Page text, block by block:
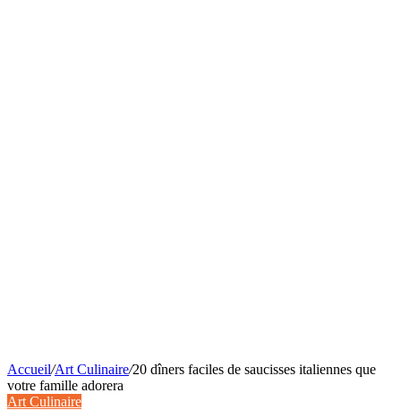
Accueil/Art Culinaire/20 dîners faciles de saucisses italiennes que
votre famille adorera
Art Culinaire